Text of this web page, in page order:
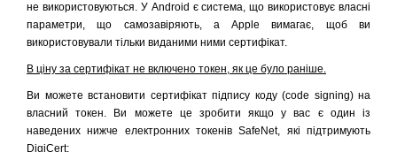
не використовуються. У Android є система, що використовує власні
параметри, що самозавіряють, а Apple вимагає, щоб ви
використовували тільки виданими ними сертифікат.
В ціну за сертифікат не включено токен, як це було раніше.
Ви можете встановити сертифікат підпису коду (code signing) на
власний токен. Ви можете це зробити якщо у вас є один із
наведених нижче електронних токенів SafeNet, які підтримують
DigiCert: